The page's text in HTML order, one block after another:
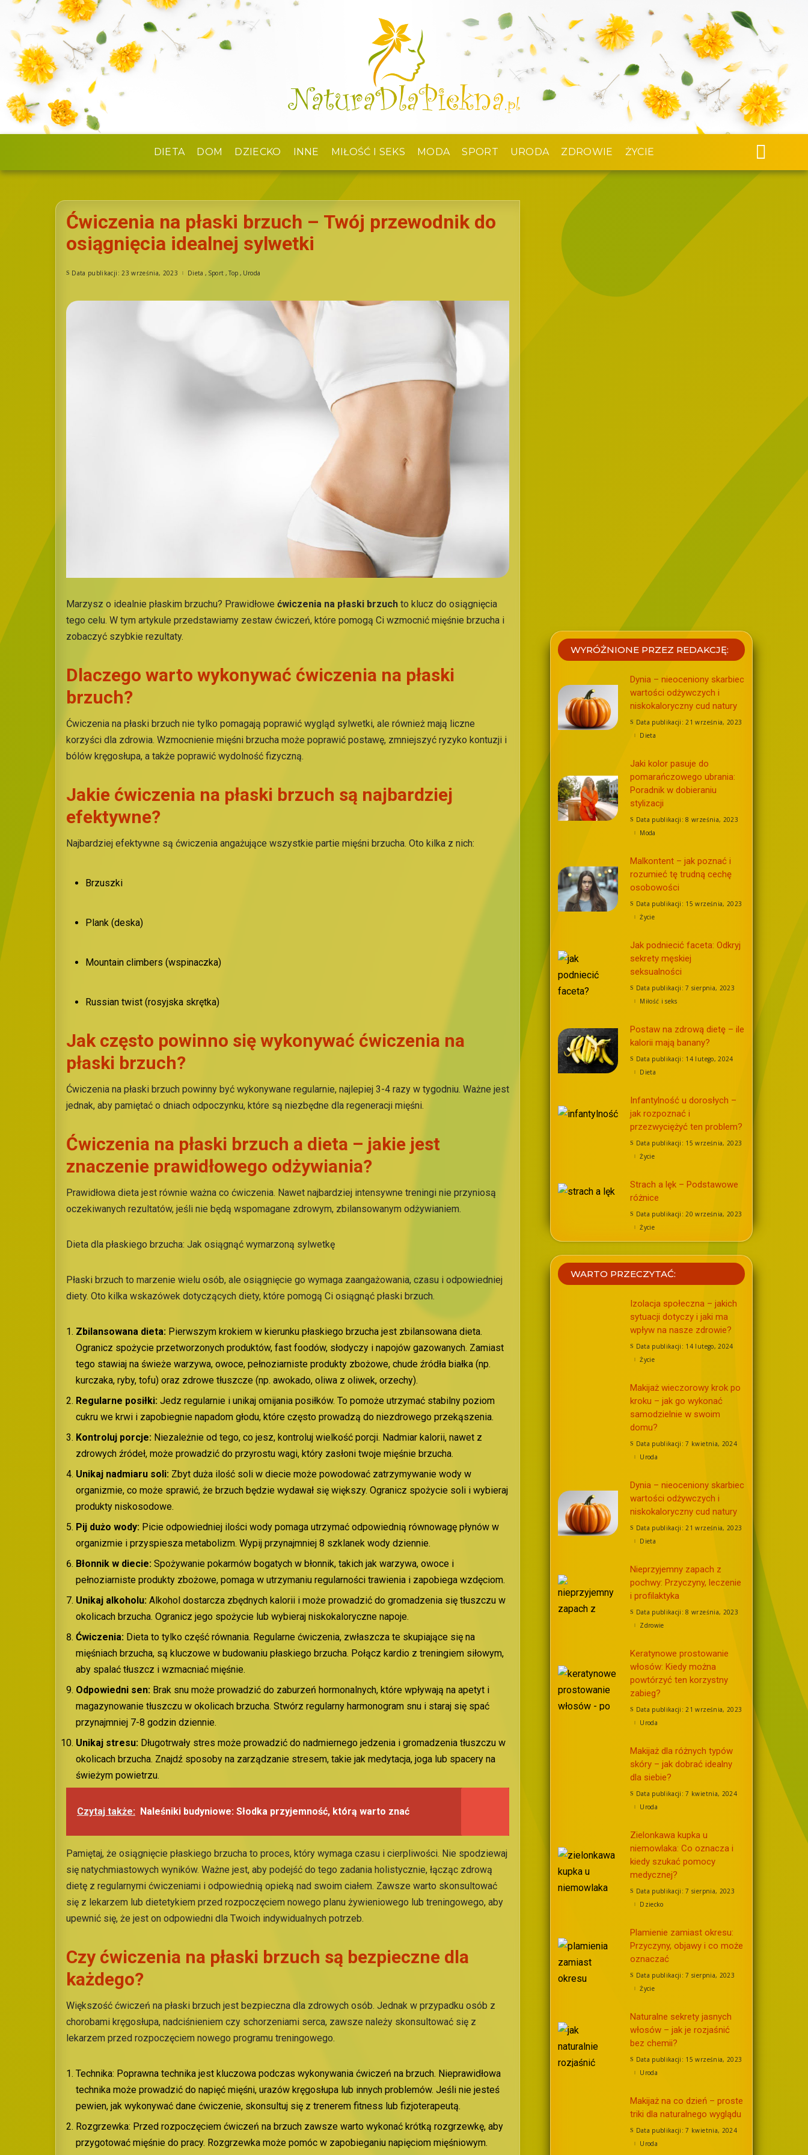
DIETA DOM DZIECKO INNE MIŁOŚĆ I SEKS MODA SPORT URODA ZDROWIE ŻYCIE
Ćwiczenia na płaski brzuch – Twój przewodnik do
osiągnięcia idealnej sylwetki
Data publikacji: 23 września, 2023 Dieta Sport Top Uroda
Marzysz o idealnie płaskim brzuchu? Prawidłowe ćwiczenia na płaski brzuch to klucz do osiągnięcia
tego celu. W tym artykule przedstawiamy zestaw ćwiczeń, które pomogą Ci wzmocnić mięśnie brzucha i
zobaczyć szybkie rezultaty.
Dlaczego warto wykonywać ćwiczenia na płaski
brzuch?
Ćwiczenia na płaski brzuch nie tylko pomagają poprawić wygląd sylwetki, ale również mają liczne
korzyści dla zdrowia. Wzmocnienie mięśni brzucha może poprawić postawę, zmniejszyć ryzyko kontuzji i
bólów kręgosłupa, a także poprawić wydolność fizyczną.
Jakie ćwiczenia na płaski brzuch są najbardziej
efektywne?
Najbardziej efektywne są ćwiczenia angażujące wszystkie partie mięśni brzucha. Oto kilka z nich:
Brzuszki
Plank (deska)
Mountain climbers (wspinaczka)
Russian twist (rosyjska skrętka)
Jak często powinno się wykonywać ćwiczenia na
płaski brzuch?
Ćwiczenia na płaski brzuch powinny być wykonywane regularnie, najlepiej 3-4 razy w tygodniu. Ważne jest
jednak, aby pamiętać o dniach odpoczynku, które są niezbędne dla regeneracji mięśni.
Ćwiczenia na płaski brzuch a dieta – jakie jest
znaczenie prawidłowego odżywiania?
Prawidłowa dieta jest równie ważna co ćwiczenia. Nawet najbardziej intensywne treningi nie przyniosą
oczekiwanych rezultatów, jeśli nie będą wspomagane zdrowym, zbilansowanym odżywianiem.
Dieta dla płaskiego brzucha: Jak osiągnąć wymarzoną sylwetkę
Płaski brzuch to marzenie wielu osób, ale osiągnięcie go wymaga zaangażowania, czasu i odpowiedniej
diety. Oto kilka wskazówek dotyczących diety, które pomogą Ci osiągnąć płaski brzuch.
Zbilansowana dieta: Pierwszym krokiem w kierunku płaskiego brzucha jest zbilansowana dieta.
Ogranicz spożycie przetworzonych produktów, fast foodów, słodyczy i napojów gazowanych. Zamiast
tego stawiaj na świeże warzywa, owoce, pełnoziarniste produkty zbożowe, chude źródła białka (np.
kurczaka, ryby, tofu) oraz zdrowe tłuszcze (np. awokado, oliwa z oliwek, orzechy).
Regularne posiłki: Jedz regularnie i unikaj omijania posiłków. To pomoże utrzymać stabilny poziom
cukru we krwi i zapobiegnie napadom głodu, które często prowadzą do niezdrowego przekąszenia.
Kontroluj porcje: Niezależnie od tego, co jesz, kontroluj wielkość porcji. Nadmiar kalorii, nawet z
zdrowych źródeł, może prowadzić do przyrostu wagi, który zasłoni twoje mięśnie brzucha.
Unikaj nadmiaru soli: Zbyt duża ilość soli w diecie może powodować zatrzymywanie wody w
organizmie, co może sprawić, że brzuch będzie wydawał się większy. Ogranicz spożycie soli i wybieraj
produkty niskosodowe.
Pij dużo wody: Picie odpowiedniej ilości wody pomaga utrzymać odpowiednią równowagę płynów w
organizmie i przyspiesza metabolizm. Wypij przynajmniej 8 szklanek wody dziennie.
Błonnik w diecie: Spożywanie pokarmów bogatych w błonnik, takich jak warzywa, owoce i
pełnoziarniste produkty zbożowe, pomaga w utrzymaniu regularności trawienia i zapobiega wzdęciom.
Unikaj alkoholu: Alkohol dostarcza zbędnych kalorii i może prowadzić do gromadzenia się tłuszczu w
okolicach brzucha. Ogranicz jego spożycie lub wybieraj niskokaloryczne napoje.
Ćwiczenia: Dieta to tylko część równania. Regularne ćwiczenia, zwłaszcza te skupiające się na
mięśniach brzucha, są kluczowe w budowaniu płaskiego brzucha. Połącz kardio z treningiem siłowym,
aby spalać tłuszcz i wzmacniać mięśnie.
Odpowiedni sen: Brak snu może prowadzić do zaburzeń hormonalnych, które wpływają na apetyt i
magazynowanie tłuszczu w okolicach brzucha. Stwórz regularny harmonogram snu i staraj się spać
przynajmniej 7-8 godzin dziennie.
Unikaj stresu: Długotrwały stres może prowadzić do nadmiernego jedzenia i gromadzenia tłuszczu w
okolicach brzucha. Znajdź sposoby na zarządzanie stresem, takie jak medytacja, joga lub spacery na
świeżym powietrzu.
Czytaj także: Naleśniki budyniowe: Słodka przyjemność, którą warto znać
Pamiętaj, że osiągnięcie płaskiego brzucha to proces, który wymaga czasu i cierpliwości. Nie spodziewaj
się natychmiastowych wyników. Ważne jest, aby podejść do tego zadania holistycznie, łącząc zdrową
dietę z regularnymi ćwiczeniami i odpowiednią opieką nad swoim ciałem. Zawsze warto skonsultować
się z lekarzem lub dietetykiem przed rozpoczęciem nowego planu żywieniowego lub treningowego, aby
upewnić się, że jest on odpowiedni dla Twoich indywidualnych potrzeb.
Czy ćwiczenia na płaski brzuch są bezpieczne dla
każdego?
Większość ćwiczeń na płaski brzuch jest bezpieczna dla zdrowych osób. Jednak w przypadku osób z
chorobami kręgosłupa, nadciśnieniem czy schorzeniami serca, zawsze należy skonsultować się z
lekarzem przed rozpoczęciem nowego programu treningowego.
Technika: Poprawna technika jest kluczowa podczas wykonywania ćwiczeń na brzuch. Nieprawidłowa
technika może prowadzić do napięć mięśni, urazów kręgosłupa lub innych problemów. Jeśli nie jesteś
pewien, jak wykonywać dane ćwiczenie, skonsultuj się z trenerem fitness lub fizjoterapeutą.
Rozgrzewka: Przed rozpoczęciem ćwiczeń na brzuch zawsze warto wykonać krótką rozgrzewkę, aby
przygotować mięśnie do pracy. Rozgrzewka może pomóc w zapobieganiu napięciom mięśniowym.
WYRÓŻNIONE PRZEZ REDAKCJĘ:
Dynia – nieoceniony skarbiec
wartości odżywczych i
niskokaloryczny cud natury
Data publikacji: 21 września, 2023
Dieta
Jaki kolor pasuje do
pomarańczowego ubrania:
Poradnik w dobieraniu
stylizacji
Data publikacji: 8 września, 2023
Moda
Malkontent – jak poznać i
rozumieć tę trudną cechę
osobowości
Data publikacji: 15 września, 2023
Życie
Jak podniecić faceta: Odkryj
sekrety męskiej
seksualności
Data publikacji: 7 sierpnia, 2023
Miłość i seks
Postaw na zdrową dietę – ile
kalorii mają banany?
Data publikacji: 14 lutego, 2024
Dieta
Infantylność u dorosłych –
jak rozpoznać i
przezwyciężyć ten problem?
Data publikacji: 15 września, 2023
Życie
Strach a lęk – Podstawowe
różnice
Data publikacji: 20 września, 2023
Życie
WARTO PRZECZYTAĆ:
Izolacja społeczna – jakich
sytuacji dotyczy i jaki ma
wpływ na nasze zdrowie?
Data publikacji: 14 lutego, 2024
Życie
Makijaż wieczorowy krok po
kroku – jak go wykonać
samodzielnie w swoim
domu?
Data publikacji: 7 kwietnia, 2024
Uroda
Dynia – nieoceniony skarbiec
wartości odżywczych i
niskokaloryczny cud natury
Data publikacji: 21 września, 2023
Dieta
Nieprzyjemny zapach z
pochwy: Przyczyny, leczenie
i profilaktyka
Data publikacji: 8 września, 2023
Zdrowie
Keratynowe prostowanie
włosów: Kiedy można
powtórzyć ten korzystny
zabieg?
Data publikacji: 21 września, 2023
Uroda
Makijaż dla różnych typów
skóry – jak dobrać idealny
dla siebie?
Data publikacji: 7 kwietnia, 2024
Uroda
Zielonkawa kupka u
niemowlaka: Co oznacza i
kiedy szukać pomocy
medycznej?
Data publikacji: 7 sierpnia, 2023
Dziecko
Plamienie zamiast okresu:
Przyczyny, objawy i co może
oznaczać
Data publikacji: 7 sierpnia, 2023
Życie
Naturalne sekrety jasnych
włosów – jak je rozjaśnić
bez chemii?
Data publikacji: 15 września, 2023
Uroda
Makijaż na co dzień – proste
triki dla naturalnego wyglądu
Data publikacji: 7 kwietnia, 2024
Uroda